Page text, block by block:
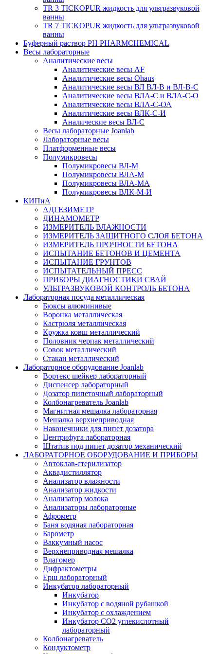
TR 3 TICKOPUR жидкость для ультразвуковой
ванны
TR 7 TICKOPUR жидкость для ультразвуковой
ванны
Буферный раствор PH PHARMCHEMICAL
Весы лабораторные
Аналитические весы
Аналитические весы AF
Аналитические весы Ohaus
Аналитические весы ВЛ ВЛ-В и ВЛ-В-С
Аналитические весы ВЛА-С и ВЛА-С-О
Аналитические весы ВЛА-С-ОА
Аналитические весы ВЛК-С-И
Аналические весы ВЛ-С
Весы лабораторные Joanlab
Лабораторные весы
Платформенные весы
Полумикровесы
Полумикровесы ВЛ-М
Полумикровесы ВЛА-М
Полумикровесы ВЛА-МА
Полумикровесы ВЛК-М-И
КИПиА
АДГЕЗИМЕТР
ДИНАМОМЕТР
ИЗМЕРИТЕЛЬ ВЛАЖНОСТИ
ИЗМЕРИТЕЛЬ ЗАЩИТНОГО СЛОЯ БЕТОНА
ИЗМЕРИТЕЛЬ ПРОЧНОСТИ БЕТОНА
ИСПЫТАНИЕ БЕТОНОВ И ЦЕМЕНТА
ИСПЫТАНИЕ ГРУНТОВ
ИСПЫТАТЕЛЬНЫЙ ПРЕСС
ПРИБОРЫ ДИАГНОСТИКИ СВАЙ
УЛЬТРАЗВУКОВОЙ КОНТРОЛЬ БЕТОНА
Лабораторная посуда металлическая
Бюксы алюминивые
Воронка металлическая
Кастрюля металлическая
Кружка ковш металлический
Половник черпак металлический
Совок металлический
Стакан металлический
Лабораторное оборудование Joanlab
Вортекс шейкер лабораторный
Диспенсер лабораторный
Дозатор пипеточный лабораторный
Колбонагреватель Joanlab
Магнитная мешалка лабораторная
Мешалка верхнеприводная
Наконечники для пипет дозатора
Центрифуга лабораторная
Штатив под пипет дозатор механический
ЛАБОРАТОРНОЕ ОБОРУДОВАНИЕ И ПРИБОРЫ
Автоклав-стерилизатор
Аквадистиллятор
Анализатор влажности
Анализатор жидкости
Анализатор молока
Анализаторы лабораторные
Афрометр
Баня водяная лабораторная
Барометр
Ваккумный насос
Верхнеприводная мешалка
Влагомер
Дифрактометры
Ерш лабораторный
Инкубатор лабораторный
Инкубатор
Инкубатор с водяной рубашкой
Инкубатор с охлаждением
Инкубатор СО2 углекислотный
лабораторный
Колбонагреватель
Кондуктометр